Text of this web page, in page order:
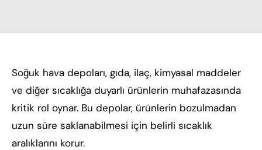
Soğuk hava depoları, gıda, ilaç, kimyasal maddeler
ve diğer sıcaklığa duyarlı ürünlerin muhafazasında
kritik rol oynar. Bu depolar, ürünlerin bozulmadan
uzun süre saklanabilmesi için belirli sıcaklık
aralıklarını korur.